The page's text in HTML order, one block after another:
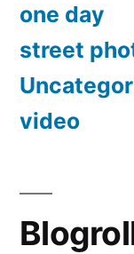
one day
street
video